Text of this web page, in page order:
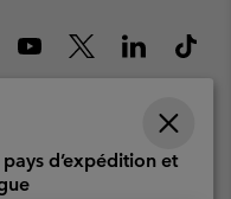
› | italiano ›
d’expédition et